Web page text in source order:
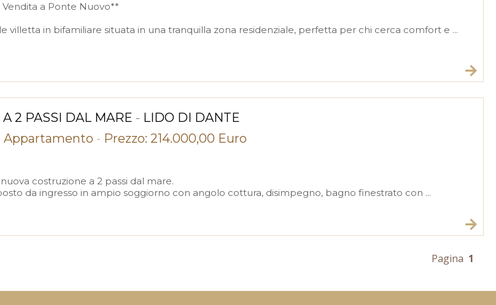
a Ponte Nuovo**
villetta in bifamiliare situata in una tranquilla zona residenziale, perfetta per chi cerca comfort e ...
2 PASSI DAL MARE - LIDO DI DANTE
Appartamento - Prezzo: 214.000,00 Euro
costruzione a 2 passi dal mare.
da ingresso in ampio soggiorno con angolo cottura, disimpegno, bagno finestrato con ...
Pagina 1